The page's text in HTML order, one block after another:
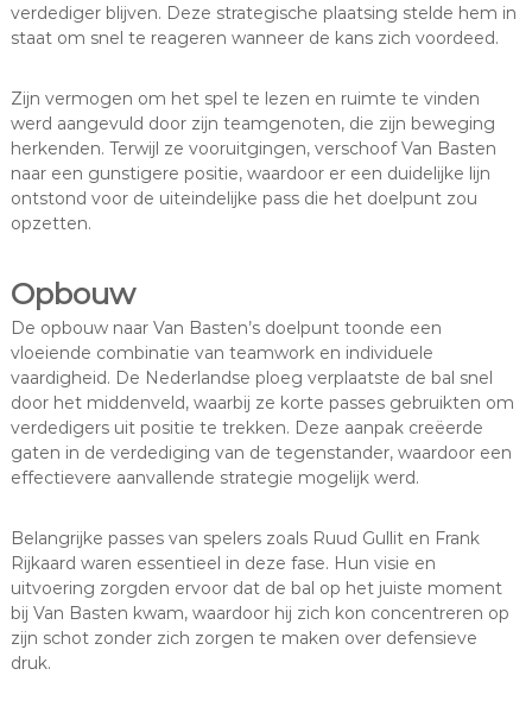
verdediger blijven. Deze strategische plaatsing stelde hem in
staat om snel te reageren wanneer de kans zich voordeed.
Zijn vermogen om het spel te lezen en ruimte te vinden
werd aangevuld door zijn teamgenoten, die zijn beweging
herkenden. Terwijl ze vooruitgingen, verschoof Van Basten
naar een gunstigere positie, waardoor er een duidelijke lijn
ontstond voor de uiteindelijke pass die het doelpunt zou
opzetten.
Opbouw
De opbouw naar Van Basten’s doelpunt toonde een
vloeiende combinatie van teamwork en individuele
vaardigheid. De Nederlandse ploeg verplaatste de bal snel
door het middenveld, waarbij ze korte passes gebruikten om
verdedigers uit positie te trekken. Deze aanpak creëerde
gaten in de verdediging van de tegenstander, waardoor een
effectievere aanvallende strategie mogelijk werd.
Belangrijke passes van spelers zoals Ruud Gullit en Frank
Rijkaard waren essentieel in deze fase. Hun visie en
uitvoering zorgden ervoor dat de bal op het juiste moment
bij Van Basten kwam, waardoor hij zich kon concentreren op
zijn schot zonder zich zorgen te maken over defensieve
druk.